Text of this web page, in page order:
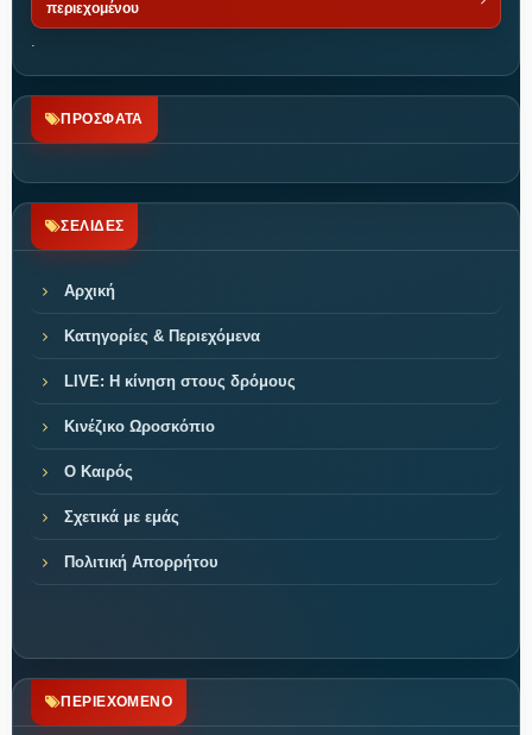
περιεχομένου
.
ΠΡΟΣΦΑΤΑ
ΣΕΛΙΔΕΣ
Αρχική
Κατηγορίες & Περιεχόμενα
LIVE: Η κίνηση στους δρόμους
Κινέζικο Ωροσκόπιο
Ο Καιρός
Σχετικά με εμάς
Πολιτική Απορρήτου
ΠΕΡΙΕΧΟΜΕΝΟ